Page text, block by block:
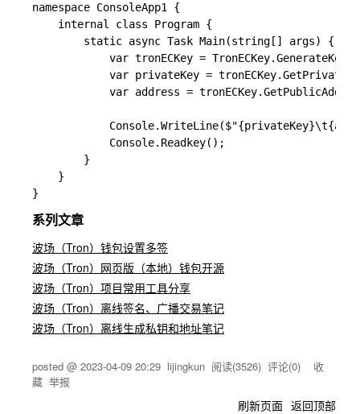
namespace ConsoleApp1 {
    internal class Program {
        static async Task Main(string[] args) {
var tronECKey =
var privateKey =
var address =
            Console.Readkey();
        }
    }
系列文章
波场（Tron）钱包设置多签
波场（Tron）网页版（本地）钱包开源
波场（Tron）项目常用工具分享
波场（Tron）离线签名、广播交易笔记
波场（Tron）离线生成私钥和地址笔记
posted @ 2023-04-09 20:29 lijingkun 阅读(3526) 评论(0) 收
藏 举报
刷新页面 返回顶部